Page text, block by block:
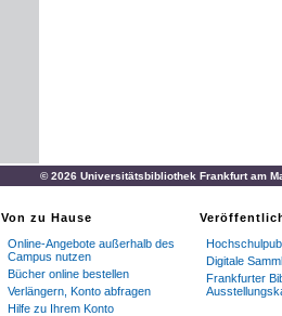
© 2026 Universitätsbibliothek Frankfurt am
Von zu Hause
Online-Angebote außerhalb des
Campus nutzen
Bücher online bestellen
Verlängern, Konto abfragen
Hilfe zu Ihrem Konto
Digitale
Frankfurter